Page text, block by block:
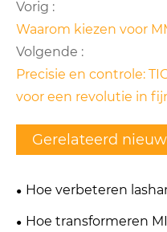
Vorig :
Waarom kiezen voor
Volgende :
Precisie en controle:
voor een revolutie in
Gerelateerd
Hoe verbeteren
en prestaties?
Hoe transformeren